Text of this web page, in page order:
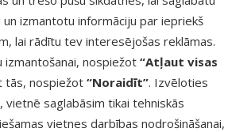
izmantotu informāciju par iepriekš
lai rādītu tev interesējošas reklāmas.
nospiežot “Atļaut visas
tās, nospiežot “Noraidīt”. Izvēloties
saglabāsim tikai tehniskās
vietnes darbības nodrošināšanai,
Protein All
Adult,
12,5 kg
Oriģinālā
59,99 €
Cena
44,98 €
Cena par
100 g: 0,4 €